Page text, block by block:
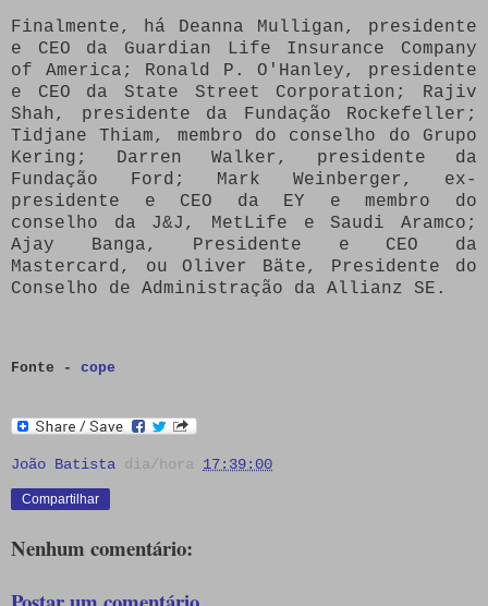
Finalmente, há Deanna Mulligan, presidente
e CEO da Guardian Life Insurance Company
of America; Ronald P. O'Hanley, presidente
e CEO da State Street Corporation; Rajiv
Shah, presidente da Fundação Rockefeller;
Tidjane Thiam, membro do conselho do Grupo
Kering; Darren Walker, presidente da
Fundação Ford; Mark Weinberger, ex-
presidente e CEO da EY e membro do
conselho da J&J, MetLife e Saudi Aramco;
Ajay Banga, Presidente e CEO da
Mastercard, ou Oliver Bäte, Presidente do
Conselho de Administração da Allianz SE.
Fonte - cope
João Batista dia/hora 17:39:00
Compartilhar
Nenhum comentário: